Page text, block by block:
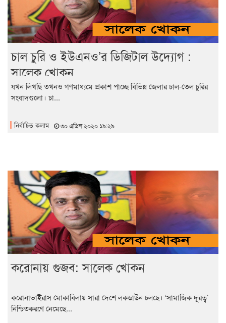
চাল চুরি ও ইউএনও’র ডিজিটাল উদ্যোগ :
সালেক খোকন
যখন লিখছি তখনও গণমাধ্যমে প্রকাশ পাচ্ছে বিভিন্ন জেলার চাল-তেল চুরির
সংবাদগুলো। চা...
নির্বাচিত কলাম ৩০ এপ্রিল ২০২০ ১৯:২৯
করোনায় গুজব: সালেক খোকন
করোনাভাইরাস মোকাবিলায় সারা দেশে লকডাউন চলছে। ‘সামাজিক দূরত্ব’
নিশ্চিতকরণে নেমেছে...